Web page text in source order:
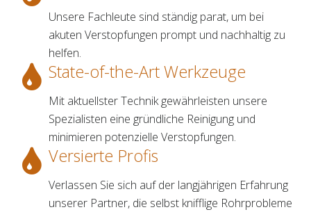
Unsere Fachleute sind ständig parat, um bei
akuten Verstopfungen prompt und nachhaltig zu
helfen.
State-of-the-Art Werkzeuge
Mit aktuellster Technik gewährleisten unsere
Spezialisten eine gründliche Reinigung und
minimieren potenzielle Verstopfungen.
Versierte Profis
Verlassen Sie sich auf der langjährigen Erfahrung
unserer Partner, die selbst knifflige Rohrprobleme